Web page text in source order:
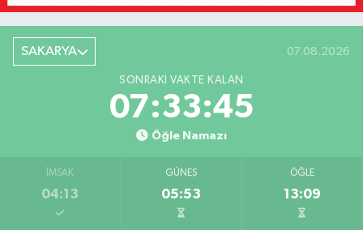
SAKARYA 07.08.2026
SONRAKI VAKTE KALAN
07:33:45
Öğle Namazı
İMSAK
04:13
GÜNEŞ
05:53
ÖĞLE
13:09